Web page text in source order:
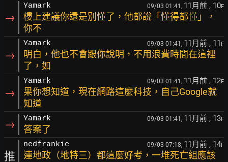
→
Yamark 09/03 01:41, 11月前 , 10F
樓上建議你還是別懂了，他都說「懂得都懂」，
你不
→
Yamark 09/03 01:41, 11月前 , 11 F
明白，他也不會跟你說明，不用浪費時間在這裡
了，如
→
Yamark 09/03 01:41, 11月前 , 12F
果你想知道，現在網路這麼科技，自己Google就
知道
→ Yamark 09/03 01:41, 11月前 , 13F
答案了
推
nedfrankie 09/03 07:18, 11月前 , 14F
連地政（地特三）都這麼好考，一堆死亡組應該